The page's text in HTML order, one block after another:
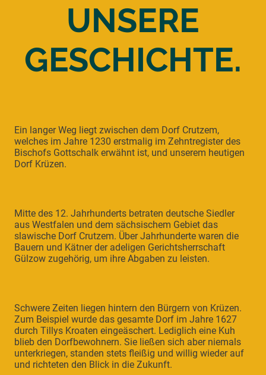
UNSERE
GESCHICHTE.
Ein langer Weg liegt zwischen dem Dorf Crutzem,
welches im Jahre 1230 erstmalig im Zehntregister des
Bischofs Gottschalk erwähnt ist, und unserem heutigen
Dorf Krüzen.
Mitte des 12. Jahrhunderts betraten deutsche Siedler
aus Westfalen und dem sächsischem Gebiet das
slawische Dorf Crutzem. Über Jahrhunderte waren die
Bauern und Kätner der adeligen Gerichtsherrschaft
Gülzow zugehörig, um ihre Abgaben zu leisten.
Schwere Zeiten liegen hintern den Bürgern von Krüzen.
Zum Beispiel wurde das gesamte Dorf im Jahre 1627
durch Tillys Kroaten eingeäschert. Lediglich eine Kuh
blieb den Dorfbewohnern. Sie ließen sich aber niemals
unterkriegen, standen stets fleißig und willig wieder auf
und richteten den Blick in die Zukunft.